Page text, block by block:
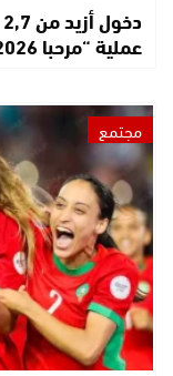
عملية “مرحبا 2026”
مجتمع